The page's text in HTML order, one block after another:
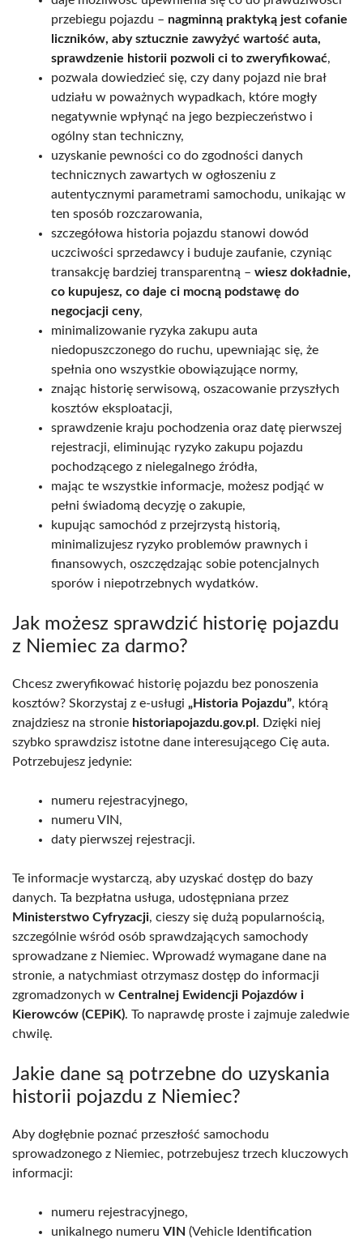
przebiegu pojazdu – nagminną praktyką jest cofanie
liczników, aby sztucznie zawyżyć wartość auta,
sprawdzenie historii pozwoli ci to zweryfikować,
pozwala dowiedzieć się, czy dany pojazd nie brał
udziału w poważnych wypadkach, które mogły
negatywnie wpłynąć na jego bezpieczeństwo i
ogólny stan techniczny,
uzyskanie pewności co do zgodności danych
technicznych zawartych w ogłoszeniu z
autentycznymi parametrami samochodu, unikając w
ten sposób rozczarowania,
szczegółowa historia pojazdu stanowi dowód
uczciwości sprzedawcy i buduje zaufanie, czyniąc
transakcję bardziej transparentną – wiesz dokładnie,
co kupujesz, co daje ci mocną podstawę do
negocjacji ceny,
minimalizowanie ryzyka zakupu auta
niedopuszczonego do ruchu, upewniając się, że
spełnia ono wszystkie obowiązujące normy,
znając historię serwisową, oszacowanie przyszłych
kosztów eksploatacji,
sprawdzenie kraju pochodzenia oraz datę pierwszej
rejestracji, eliminując ryzyko zakupu pojazdu
pochodzącego z nielegalnego źródła,
mając te wszystkie informacje, możesz podjąć w
pełni świadomą decyzję o zakupie,
kupując samochód z przejrzystą historią,
minimalizujesz ryzyko problemów prawnych i
finansowych, oszczędzając sobie potencjalnych
sporów i niepotrzebnych wydatków.
Jak możesz sprawdzić historię pojazdu
z Niemiec za darmo?
Chcesz zweryfikować historię pojazdu bez ponoszenia
kosztów? Skorzystaj z e-usługi „Historia Pojazdu”, którą
znajdziesz na stronie historiapojazdu.gov.pl . Dzięki niej
szybko sprawdzisz istotne dane interesującego Cię auta.
Potrzebujesz jedynie:
numeru rejestracyjnego,
numeru VIN,
daty pierwszej rejestracji.
Te informacje wystarczą, aby uzyskać dostęp do bazy
danych. Ta bezpłatna usługa, udostępniana przez
Ministerstwo Cyfryzacji, cieszy się dużą popularnością,
szczególnie wśród osób sprawdzających samochody
sprowadzane z Niemiec. Wprowadź wymagane dane na
stronie, a natychmiast otrzymasz dostęp do informacji
zgromadzonych w Centralnej Ewidencji Pojazdów i
Kierowców (CEPiK). To naprawdę proste i zajmuje zaledwie
chwilę.
Jakie dane są potrzebne do uzyskania
historii pojazdu z Niemiec?
Aby dogłębnie poznać przeszłość samochodu
sprowadzonego z Niemiec, potrzebujesz trzech kluczowych
informacji:
numeru rejestracyjnego,
unikalnego numeru VIN (Vehicle Identification